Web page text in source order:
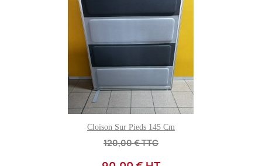
Cloison Sur Pieds 145 Cm
120,00 € TTC